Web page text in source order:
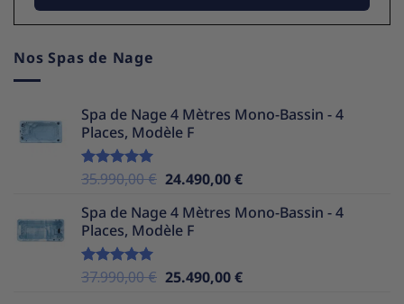
Nos Spas de Nage
Spa de Nage 4 Mètres Mono-Bassin - 4
Places, Modèle F
Note5.00
35.990,00€ Le
initial
était :
24.490,00€Le
actuel
Spa de Nage 4 Mètres Mono-Bassin - 4
Places, Modèle F
Note5.00
37.990,00€ Le
25.490,00€Le